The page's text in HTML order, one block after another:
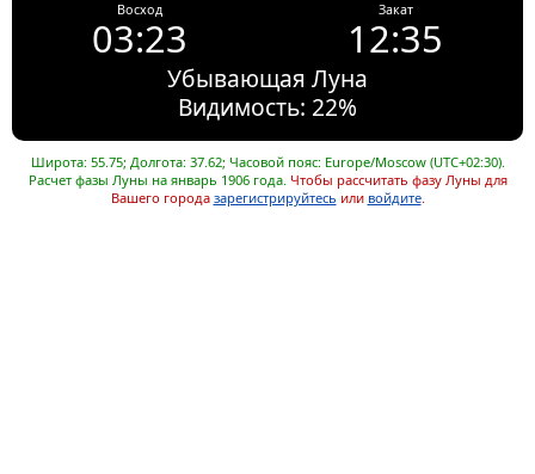
Восход
03:23
Закат
12:35
Убывающая Луна
Видимость: 22%
Широта: 55.75; Долгота: 37.62; Часовой пояс: Europe/Moscow (UTC+02:30).
Расчет фазы Луны на январь 1906 года. Чтобы рассчитать фазу Луны для
Вашего города зарегистрируйтесь или войдите.